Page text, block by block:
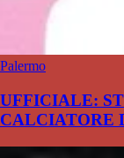
Palermo
UFFICIALE:
CALCIATORE